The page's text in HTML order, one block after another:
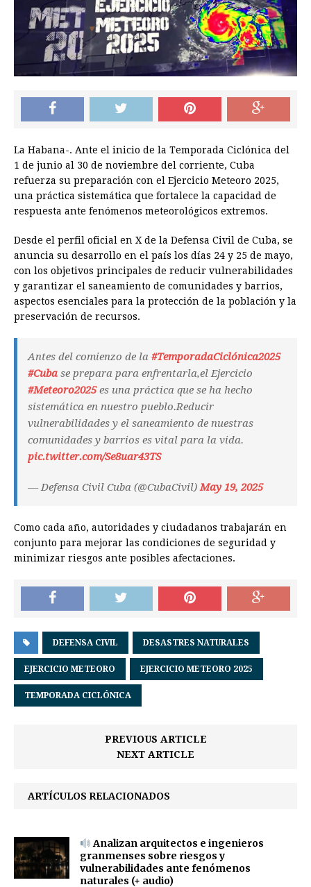
La Habana-. Ante el inicio de la Temporada Ciclónica del
1 de junio al 30 de noviembre del corriente, Cuba
refuerza su preparación con el Ejercicio Meteoro 2025,
una práctica sistemática que fortalece la capacidad de
respuesta ante fenómenos meteorológicos extremos.
Desde el perfil oficial en X de la Defensa Civil de Cuba, se
anuncia su desarrollo en el país los días 24 y 25 de mayo,
con los objetivos principales de reducir vulnerabilidades
y garantizar el saneamiento de comunidades y barrios,
aspectos esenciales para la protección de la población y la
preservación de recursos.
Antes del comienzo de la #TemporadaCiclónica2025
#Cuba se prepara para enfrentarla,el Ejercicio
#Meteoro2025es una práctica que se ha hecho
sistemática en nuestro pueblo.Reducir
vulnerabilidades y el saneamiento de nuestras
comunidades y barrios es vital para la vida.
pic.twitter.com/Se8uar43TS
— Defensa Civil Cuba (@CubaCivil)May 19, 2025
Como cada año, autoridades y ciudadanos trabajarán en
conjunto para mejorar las condiciones de seguridad y
minimizar riesgos ante posibles afectaciones.
DEFENSA CIVIL DESASTRES NATURALES
EJERCICIO METEORO EJERCICIO METEORO 2025
TEMPORADA CICLÓNICA
PREVIOUS ARTICLE
NEXT ARTICLE
ARTÍCULOS RELACIONADOS
Analizan arquitectos e ingenieros
granmenses sobre riesgos y
vulnerabilidades ante fenómenos
naturales (+ audio)